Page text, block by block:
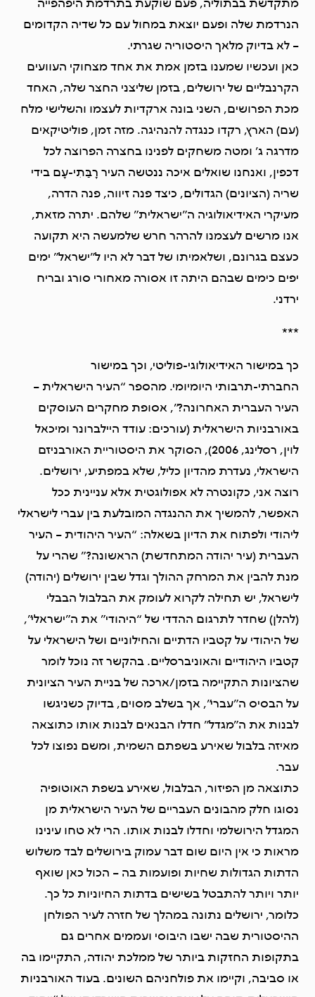
מתקדשת בבתוליה, פעם שוקעת בתרדמת היפהפייה
הנרדמת שלה ופעם יוצאת במחול עם כל שדיה הקדומים
– לא בדיוק מלאך היסטוריה שגרתי.
כאן ועכשיו שמענו בזמן אמת את אחד מצחוקי העוועים
הקרנבליים של ירושלים, בזמן שליצני החצר שלה, האחד
מכת הפרושים, השני בונה ארקדיות לעצמו והשלישי מלח
(עם) הארץ, רקדו כנגדה להנהיגה. מזה זמן, פוליטיקאים
מדרגה ג’ ומטה משחקים לפנינו בחצרה הפרוצה לכל
דכפין, ואנחנו שואלים איכה ננטשה העיר רָבַּתִי-עָם בידי
שריה (הציונים) הגדולים, כיצד פנה זיווה, פנה הדרה,
מעיקרי האידיאולוגיה ה”ישראלית” שלהם. יתרה מזאת,
אנו מרשים לעצמנו להרהר חרש שלמעשה היא תקועה
כעצם בגרונם, ושלאמיתו של דבר לא היו ל”ישראל” ימים
יפים כימים שבהם היתה זו אסורה מאחורי סורג ובריח
ירדני.
***
כך במישור האידיאולוגי-פוליטי, וכך במישור
החברתי-תרבותי היומיומי. מהספר “העיר הישראלית –
העיר העברית האחרונה?”, אסופת מחקרים העוסקים
באורבניות הישראלית (עורכים: עודד היילברונר ומיכאל
לוין, רסלינג, 2006), הסוקר את היסטוריית האורבניזם
הישראלי, נעדרת מהדיון כליל, שלא במפתיע, ירושלים.
רוצה אני, כקונטרה לא אפולוגטית אלא עניינית ככל
האפשר, להמשיך את ההנגדה המובלעת בין עברי לישראלי
ליהודי ולפתוח את הדיון בשאלה: “העיר היהודית – העיר
העברית (עיר יהודה המתחדשת) הראשונה?” שהרי על
מנת להבין את המרחק ההולך וגדל שבין ירושלים (יהודה)
לישראל, יש תחילה לקרוא לעומק את הבלבול הבבלי
(להלן) שחדר לתרגום ההדדי של “היהודי” את ה”ישראלי”,
של היהודי על קטביו הדתיים והחילוניים ושל הישראלי על
קטביו היהודיים והאוניברסליים. בהקשר זה נוכל לומר
שהציונות התקיימה בזמן/ארכה של בניית העיר הציונית
על הבסיס ה”עברי”, אך בשלב מסוים, בדיוק כשניגשו
לבנות את ה”מגדל” חדלו הבנאים לבנות אותו כתוצאה
מאיזה בלבול שאירע בשפתם השמית, ומשם נפוצו לכל
עבר.
כתוצאה מן הפיזור, הבלבול, שאירע בשפת האוטופיה
נסוגו חלק מהבונים העבריים של העיר הישראלית מן
המגדל הירושלמי וחדלו לבנות אותו. הרי לא טחו עינינו
מראות כי אין היום שום דבר עמוק בירושלים לבד משלוש
הדתות הגדולות שחיות ופועמות בה – הכול כאן שואף
יותר ויותר להתבטל בשישים בדתות החיוניות כל כך.
כלומר, ירושלים נתונה במהלך של חזרה לעיר הפולחן
ההיסטורית שבה ישבו היבוסי ועממים אחרים גם
בתקופות החזקות ביותר של ממלכת יהודה, התקיימו בה
או סביבה, וקיימו את פולחניהם השונים. בעוד האורבניות